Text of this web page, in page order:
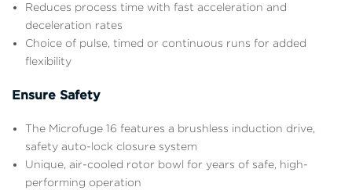
Reduces process time with fast acceleration and
deceleration rates
Choice of pulse, timed or continuous runs for added
flexibility
Ensure Safety
The Microfuge 16 features a brushless induction drive,
safety auto-lock closure system
Unique, air-cooled rotor bowl for years of safe, high-
performing operation